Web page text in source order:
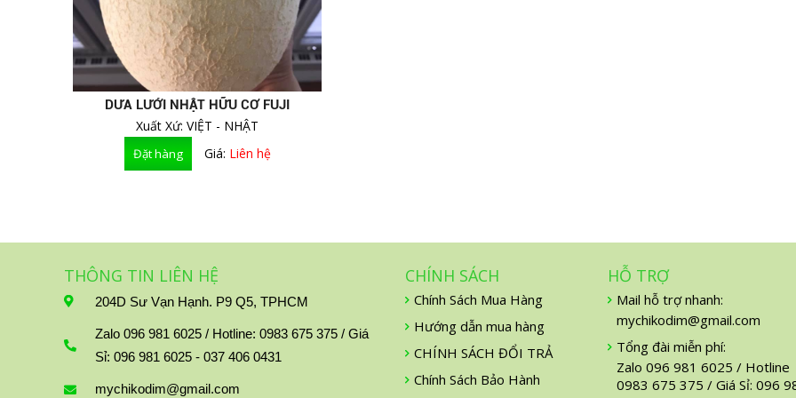
TRÁI CÂY LY - MẬT ONG -THỰC
PHẨM CHỨC NĂNG
DƯA LƯỚI NHẬT HỮU CƠ FUJI
Xuất Xứ: VIỆT - NHẬT
Giá: Liên hệ
THÔNG TIN LIÊN HỆ
204D Sư Vạn Hạnh. P9 Q5, TPHCM
Zalo 096 981 6025 / Hotline: 0983 675 375 / Giá
Sỉ: 096 981 6025 - 037 406 0431
mychikodim@gmail.com
CHÍNH SÁCH
Chính Sách Mua Hàng
Hướng dẫn mua hàng
CHÍNH SÁCH ĐỔI TRẢ
Chính Sách Bảo Hành
HỖ TRỢ
Mail hỗ trợ nhanh:
mychikodim@gmail.com
Tổng đài miễn phí:
Zalo 096 981 6025 / Hotline
0983 675 375 / Giá Sỉ: 096